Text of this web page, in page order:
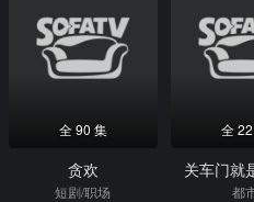
全 90 集
贪欢
短剧/职场
全
关车门就
都